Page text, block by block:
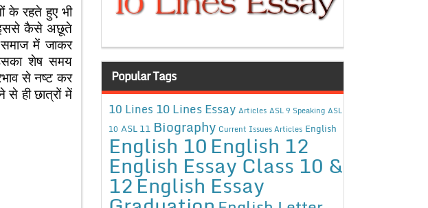
के रहते हुए भी
इससे कैसे अछूते
में जाकर
शेष समय
से नष्ट कर
से ही छात्रों में
Popular Tags
10 Lines 10 Lines Essay Articles ASL 9 Speaking ASL
10 ASL 11 Biography Current Issues Articles English
English 10English 12
English Essay Class 10 &
12English Essay